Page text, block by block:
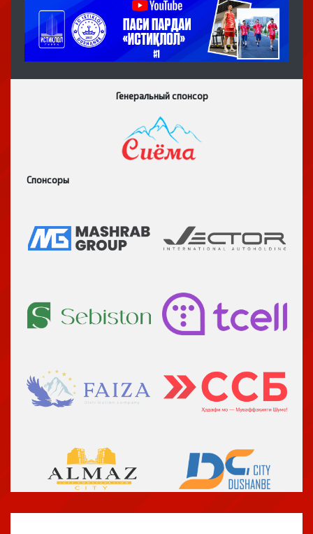
Генеральный спонсор
Спонсоры